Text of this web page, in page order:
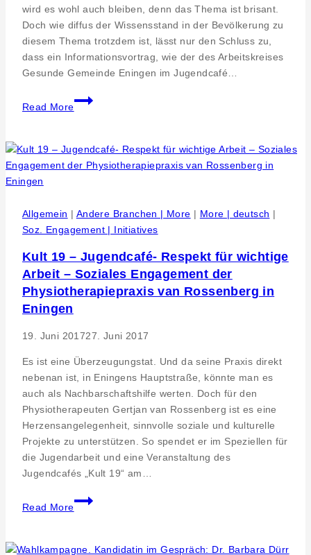
wird es wohl auch bleiben, denn das Thema ist brisant.
Doch wie diffus der Wissensstand in der Bevölkerung zu
diesem Thema trotzdem ist, lässt nur den Schluss zu,
dass ein Informationsvortrag, wie der des Arbeitskreises
Gesunde Gemeinde Eningen im Jugendcafé…
Read More
Kreiskliniken
Reutlingen.
Kooperation
zu
Uebergewicht
bei
Allgemein | Andere Branchen | More | More | deutsch |
Soz. Engagement | Initiatives
Kult 19 – Jugendcafé- Respekt für wichtige
Arbeit – Soziales Engagement der
Physiotherapiepraxis van Rossenberg in
Eningen
19. Juni 201727. Juni 2017
Es ist eine Überzeugungstat. Und da seine Praxis direkt
nebenan ist, in Eningens Hauptstraße, könnte man es
auch als Nachbarschaftshilfe werten. Doch für den
Physiotherapeuten Gertjan van Rossenberg ist es eine
Herzensangelegenheit, sinnvolle soziale und kulturelle
Projekte zu unterstützen. So spendet er im Speziellen für
die Jugendarbeit und eine Veranstaltung des
Jugendcafés „Kult 19“ am…
Read More
Kult
19
Jugendcafé-